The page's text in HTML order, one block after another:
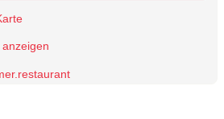
anzeigen